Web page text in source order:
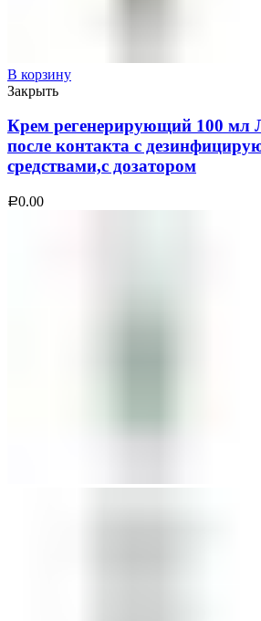
В корзину
Закрыть
Крем регенерирующий 100
после контакта с
средствами,с дозатором
Р0.00